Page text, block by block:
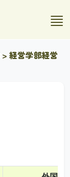
> 経営学部経営